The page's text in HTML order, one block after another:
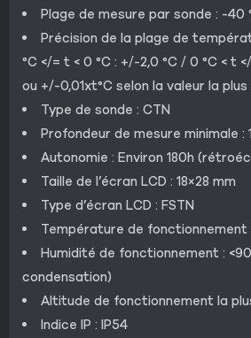
Plage de mesure par sonde : -40
Précision de la plage de
°C </= t < 0 °C : +/-2,0 °C / 0 °C < t
ou +/-0,01xt°C selon la valeur la
Type de sonde : CTN
Profondeur de mesure minimale :
Autonomie : Environ 180h
Taille de l’écran LCD : 18×28 mm
Type d’écran LCD : FSTN
Température de fonctionnement
Humidité de fonctionnement :
condensation)
Altitude de fonctionnement la
Indice IP : IP54